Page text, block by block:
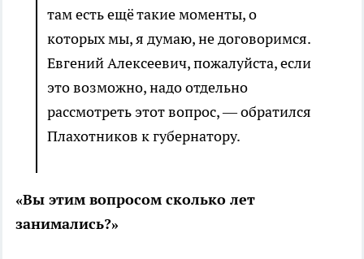
там есть ещё такие моменты, о
которых мы, я думаю, не договоримся.
Евгений Алексеевич, пожалуйста, если
это возможно, надо отдельно
рассмотреть этот вопрос, — обратился
Плахотников к губернатору.
«Вы этим вопросом сколько лет
занимались?»